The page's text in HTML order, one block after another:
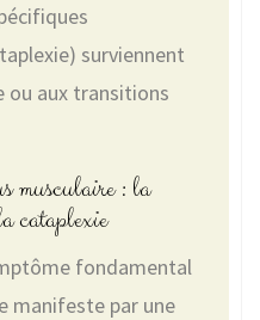
surviennent
ou aux transitions
musculaire : la
cataplexie
fondamental
manifeste par une